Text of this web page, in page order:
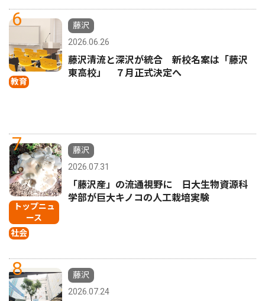
6
教育
藤沢
2026.06.26
藤沢清流と深沢が統合 新校名案は「藤沢
東高校」 ７月正式決定へ
7
トップニュ
ース
社会
藤沢
2026.07.31
「藤沢産」の流通視野に 日大生物資源科
学部が巨大キノコの人工栽培実験
8
藤沢
2026.07.24